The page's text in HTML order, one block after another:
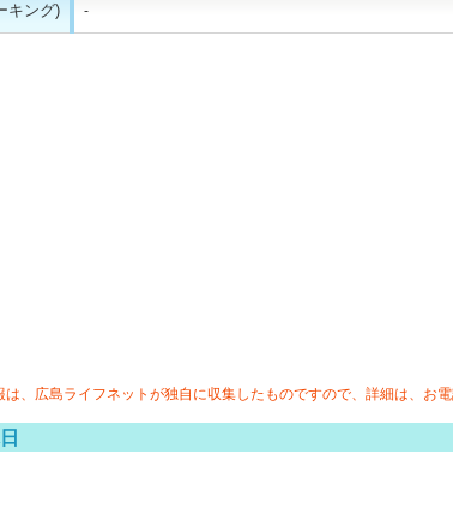
キング) -
、広島ライフネットが独自に収集したものですので、詳細は、お電